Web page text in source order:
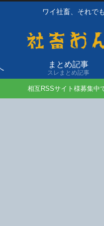
ワイ社畜、それで
まとめ記事
スレまとめ記事
相互RSSサイト様募集中